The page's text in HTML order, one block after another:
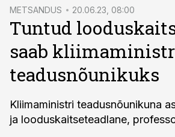
METSANDUS 20.06.23, 08:00
Tuntud
saab
teadusnõunikuks
Kliimaministri teadusnõunikuna
ja looduskaitseteadlane,